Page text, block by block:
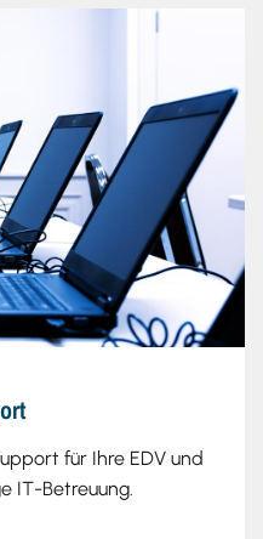
für Ihre EDV und
IT-Betreuung.